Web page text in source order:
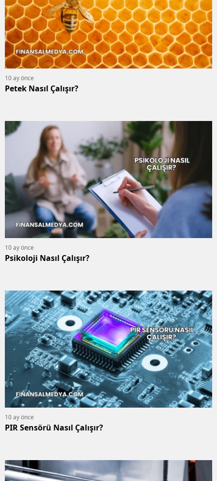
10 ay önce
Petek Nasıl Çalışır?
10 ay önce
Psikoloji Nasıl Çalışır?
10 ay önce
PIR Sensörü Nasıl Çalışır?